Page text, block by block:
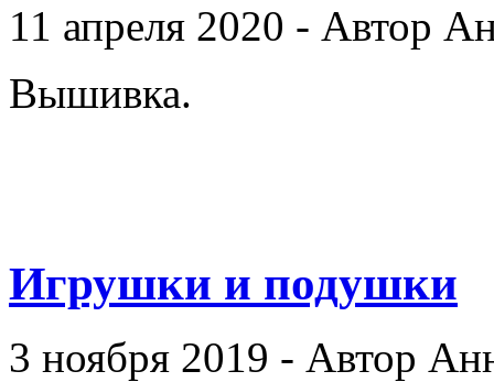
11 апреля 2020 - Автор
Вышивка.
Игрушки и подушки
3 ноября 2019 - Автор